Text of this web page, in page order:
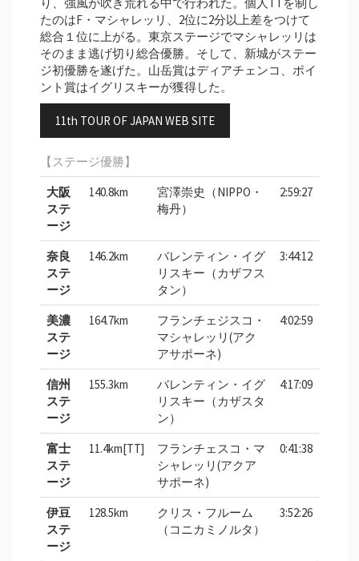
たのはF・マシャレッリ、2位に2分以上差をつけて
総合１位に上がる。東京ステージでマシャレッリは
そのまま逃げ切り総合優勝。そして、新城がステー
ジ初優勝を遂げた。山岳賞はディアチェンコ、ポイ
ント賞はイグリスキーが獲得した。
11th TOUR OF JAPAN WEB SITE
【ステージ優勝】
大阪
ステ
ージ
140.8km
宮澤崇史（NIPPO・
梅丹）
2:59:27
奈良
ステ
ージ
146.2km
バレンティン・イグ
リスキー（カザフス
タン）
3:44:12
美濃
ステ
ージ
164.7km
フランチェジスコ・
マシャレッリ(アク
アサポーネ)
4:02:59
信州
ステ
ージ
155.3km
バレンティン・イグ
リスキー（カザスタ
ン）
4:17:09
富士
ステ
ージ
11.4km[TT]
フランチェスコ・マ
シャレッリ(アクア
サポーネ)
0:41:38
伊豆
ステ
ージ
128.5km
クリス・フルーム
（コニカミノルタ）
3:52:26